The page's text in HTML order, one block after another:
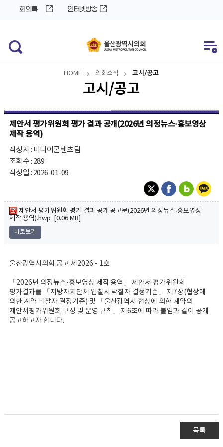
회의록 인터넷방송
HOME 의회소식 고시/공고
고시/공고
제안서 평가위원회 평가 결과 공개(2026년 의정뉴스·홍보영상
제작 용역)
작성자 : 미디어콘텐츠팀
조회수 : 289
작성일 : 2026-01-09
제안서 평가위원회 평가 결과 공개 공고문(2026년 의정뉴스·홍보영상
제작 용역).hwp [0.06 MB]
바로보기
울산광역시의회 공고 제2026 - 1호
「2026년 의정뉴스·홍보영상 제작 용역」 제안서 평가위원회
평가결과를 「지방자치단체 입찰시 낙찰자 결정기준」 제7장(협상에
의한 계약 낙찰자 결정기준) 및 「울산광역시 협상에 의한 계약의
제안서평가위원회 구성 및 운영 규칙」 제6조에 따라 붙임과 같이 공개
공고하고자 합니다.
목록